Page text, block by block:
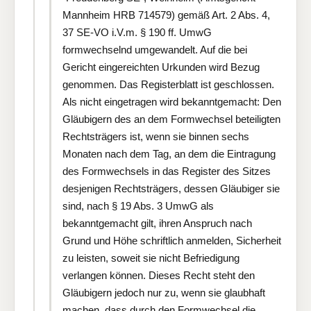
Mannheim HRB 714579) gemäß Art. 2 Abs. 4,
37 SE-VO i.V.m. § 190 ff. UmwG
formwechselnd umgewandelt. Auf die bei
Gericht eingereichten Urkunden wird Bezug
genommen. Das Registerblatt ist geschlossen.
Als nicht eingetragen wird bekanntgemacht: Den
Gläubigern des an dem Formwechsel beteiligten
Rechtsträgers ist, wenn sie binnen sechs
Monaten nach dem Tag, an dem die Eintragung
des Formwechsels in das Register des Sitzes
desjenigen Rechtsträgers, dessen Gläubiger sie
sind, nach § 19 Abs. 3 UmwG als
bekanntgemacht gilt, ihren Anspruch nach
Grund und Höhe schriftlich anmelden, Sicherheit
zu leisten, soweit sie nicht Befriedigung
verlangen können. Dieses Recht steht den
Gläubigern jedoch nur zu, wenn sie glaubhaft